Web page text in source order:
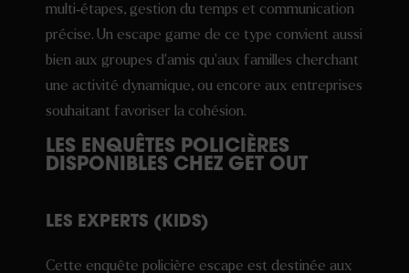
multi‑étapes, gestion du temps et communication
précise. Un escape game de ce type convient aussi
bien aux groupes d’amis qu’aux familles cherchant
une activité dynamique, ou encore aux entreprises
souhaitant favoriser la cohésion.
LES ENQUÊTES POLICIÈRES
DISPONIBLES CHEZ GET OUT
LES EXPERTS (KIDS)
Cette enquête policière escape est destinée aux